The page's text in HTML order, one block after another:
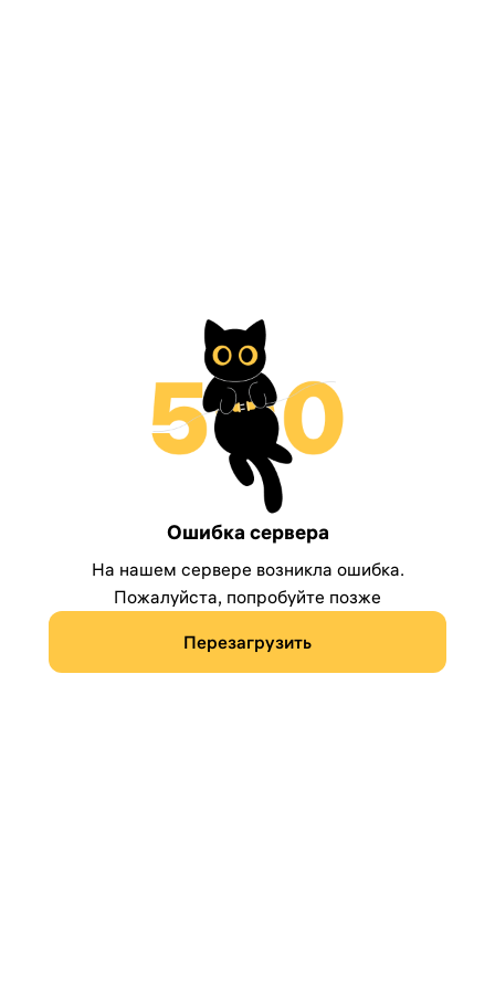
Ошибка сервера
На нашем сервере возникла ошибка.
Пожалуйста, попробуйте позже
Перезагрузить